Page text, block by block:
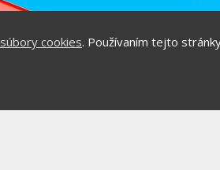
súbory cookies. Používaním tejto